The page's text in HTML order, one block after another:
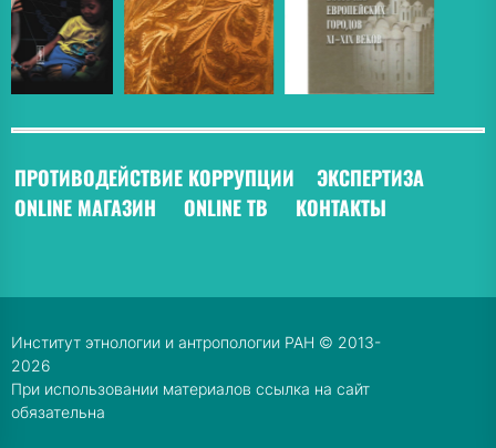
ПРОТИВОДЕЙСТВИЕ КОРРУПЦИИ ЭКСПЕРТИЗА
ONLINE МАГАЗИН
ONLINE ТВ КОНТАКТЫ
Институт этнологии и антропологии РАН © 2013-
2026
При использовании материалов ссылка на сайт
обязательна